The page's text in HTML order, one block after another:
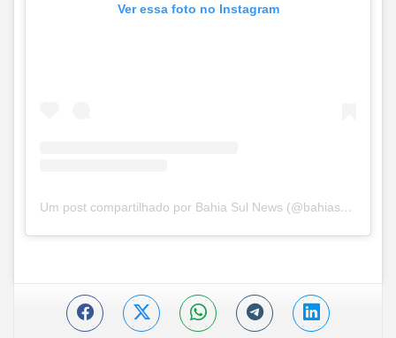
Ver essa foto no Instagram
Um post compartilhado por Bahia Sul News (@bahiasul.news)